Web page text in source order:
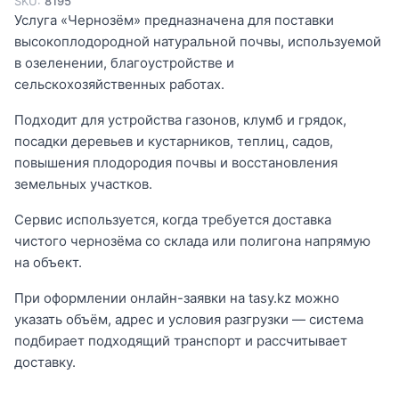
Услуга «Чернозём» предназначена для поставки
высокоплодородной натуральной почвы, используемой
в озеленении, благоустройстве и
сельскохозяйственных работах.
Подходит для устройства газонов, клумб и грядок,
посадки деревьев и кустарников, теплиц, садов,
повышения плодородия почвы и восстановления
земельных участков.
Сервис используется, когда требуется доставка
чистого чернозёма со склада или полигона напрямую
на объект.
При оформлении онлайн-заявки на tasy.kz можно
указать объём, адрес и условия разгрузки — система
подбирает подходящий транспорт и рассчитывает
доставку.